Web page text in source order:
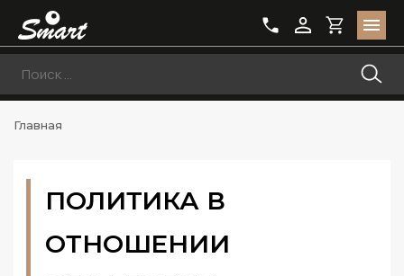
Главная
ПОЛИТИКА В
ОТНОШЕНИИ